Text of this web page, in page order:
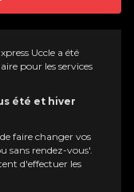
Uccle a été
pour les services
été et hiver
faire changer vos
sans rendez-vous'.
d'effectuer les